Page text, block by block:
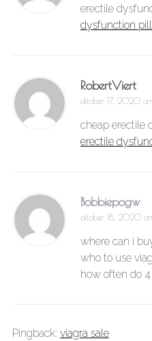
erectile
dysfunction
RobertViert
oktober 17, 2020
cheap erectile
erectile
Bobbiepogw
oktober 18, 2020
where can i
who to use
how often do
Pingback: viagra sale